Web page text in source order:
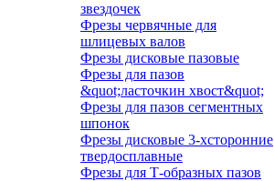
звездочек
Фрезы червячные для
шлицевых валов
Фрезы дисковые пазовые
Фрезы для пазов
&quot;ласточкин хвост&quot;
Фрезы для пазов сегментных
шпонок
Фрезы дисковые 3-хсторонние
твердосплавные
Фрезы для Т-образных пазов